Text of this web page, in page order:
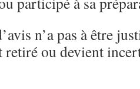
n’a pas à être
retiré ou devient